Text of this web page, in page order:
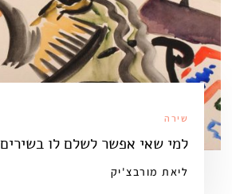
שירה
למי שאי אפשר לשלם לו בשירים
ליאת מורבצ'יק